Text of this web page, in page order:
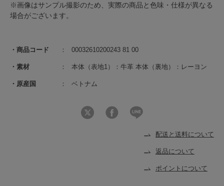
商品コード 00032610200243 81 00
素材 本体（表地1）：牛革 本体（裏地）：レーヨン
原産国 ベトナム
配送と送料について
返品について
ポイントについて
※画像はサンプル撮影のため、実際の商品と色味・仕様が異なる
場合がございます。